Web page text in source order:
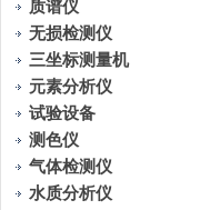
质谱仪
无损检测仪
三坐标测量机
元素分析仪
试验设备
测色仪
气体检测仪
水质分析仪